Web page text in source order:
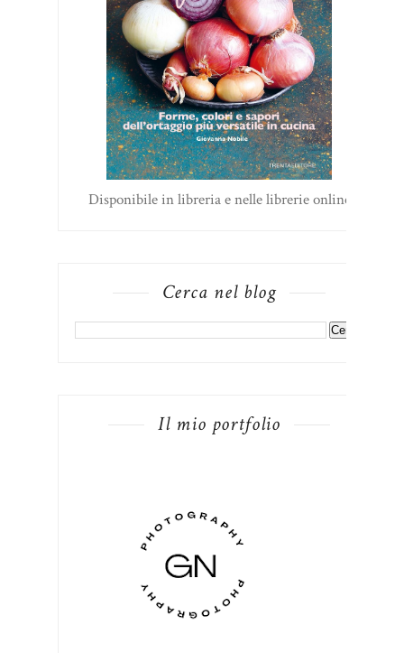
Disponibile in libreria e nelle librerie online
Cerca nel blog
Il mio portfolio